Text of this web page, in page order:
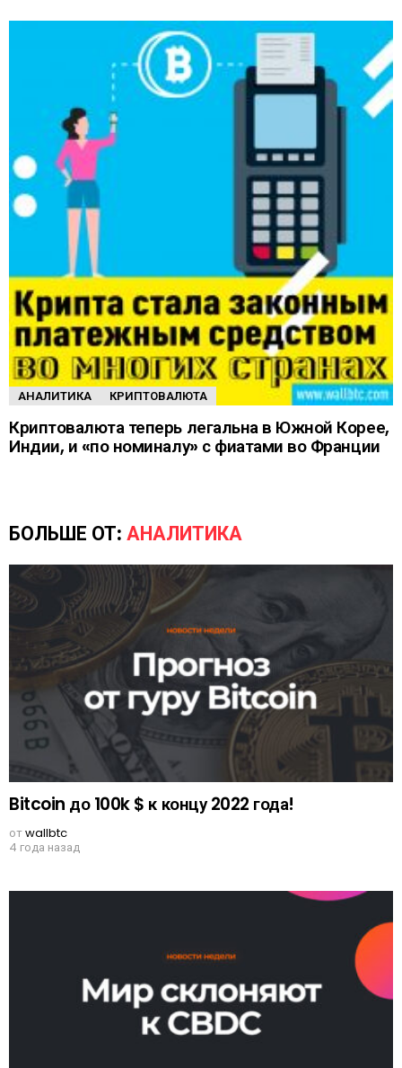
АНАЛИТИКА КРИПТОВАЛЮТА
Криптовалюта теперь легальна в Южной Корее,
Индии, и «по номиналу» с фиатами во Франции
БОЛЬШЕ ОТ: АНАЛИТИКА
Bitcoin до 100k $ к концу 2022 года!
отwallbtc
4 года назад